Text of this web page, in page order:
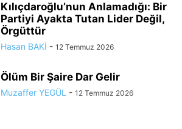
Kılıçdaroğlu’nun Anlamadığı: Bir
Partiyi Ayakta Tutan Lider Değil,
Örgüttür
Hasan BAKİ - 12 Temmuz 2026
Ölüm Bir Şaire Dar Gelir
Muzaffer YEGÜL - 12 Temmuz 2026